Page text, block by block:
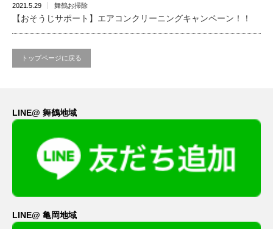
2021.5.29 舞鶴お掃除
【おそうじサポート】エアコンクリーニングキャンペーン！！
トップページに戻る
LINE@ 舞鶴地域
LINE@ 亀岡地域